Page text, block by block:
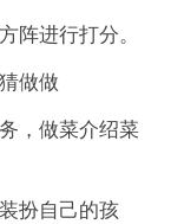
阵进行打分。
做做
，做菜介绍菜
扮自己的孩